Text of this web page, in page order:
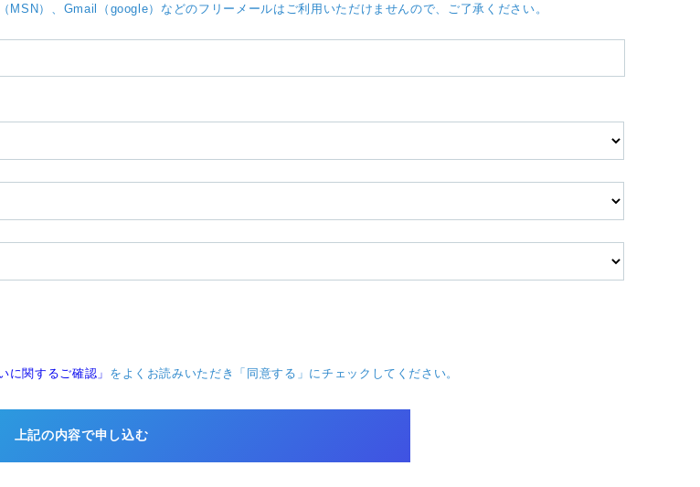
）、Gmail（google）などのフリーメールはご利用いただけませんので、ご了承ください。
に関するご確認」 をよくお読みいただき「同意する」にチェックしてください。